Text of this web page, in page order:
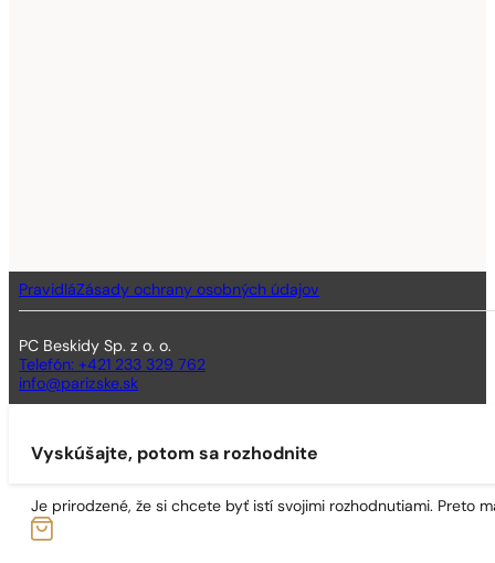
PravidláZásady ochrany osobných údajov
PC Beskidy Sp. z o. o.
Telefón: +421 233 329 762
info@parizske.sk
Vyskúšajte, potom sa rozhodnite
Je prirodzené, že si chcete byť istí svojimi rozhodnutiami. Preto